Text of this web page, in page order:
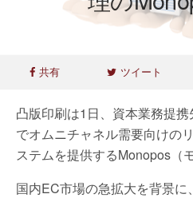
共有 ツイート
凸版印刷は1日、資本業務提
でオムニチャネル需要向けの
ステムを提供するMonopos（
国内EC市場の急拡大を背景